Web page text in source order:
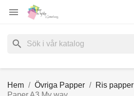

search
Hem Övriga Papper Ris papper